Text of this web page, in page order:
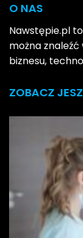
O NAS
Nawstępie.pl
można
biznesu,
ZOBACZ